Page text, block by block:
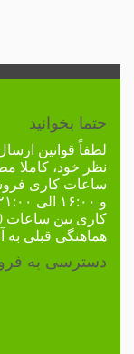
حتما بخوانید
لطفاً قوانین
نظر خود، کاملا
ساعات کاری
و ۱۶:۰۰ الی ۲۱:۰۰ می باشد. برای خرید حضوری در
کاری
هماهنگی قبلی به
دسترسی به